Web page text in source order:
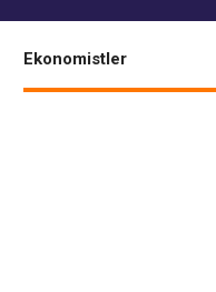
Ekonomistler